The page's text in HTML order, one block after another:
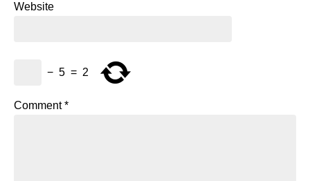
Website
− 5 = 2
Comment*